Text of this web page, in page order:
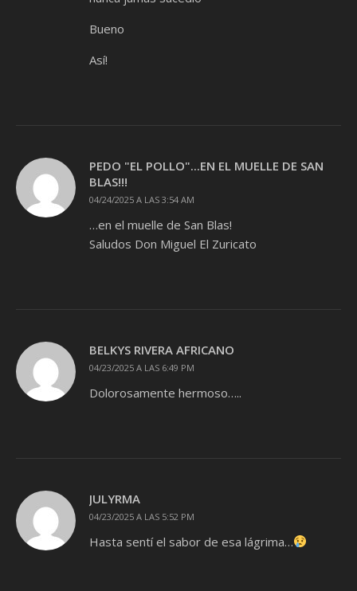
Bueno
Así!
PEDO "EL POLLO"...EN EL MUELLE DE SAN
BLAS!!!
04/24/2025 A LAS 3:54 AM
…en el muelle de San Blas!
Saludos Don Miguel El Zuricato
BELKYS RIVERA AFRICANO
04/23/2025 A LAS 6:49 PM
Dolorosamente hermoso…..
JULYRMA
04/23/2025 A LAS 5:52 PM
Hasta sentí el sabor de esa lágrima…